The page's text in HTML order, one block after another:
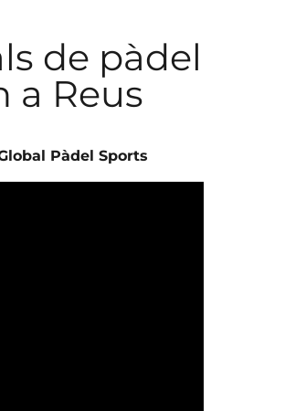
de pàdel
a Reus
Pàdel Sports